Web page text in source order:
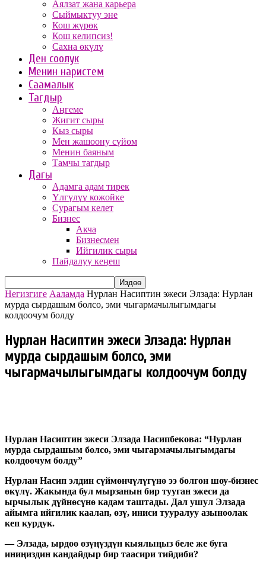
Аялзат жана карьера
Сыймыктуу эне
Кош жүрөк
Кош келипсиз!
Сахна өкүлү
Ден соолук
Менин наристем
Саамалык
Тагдыр
Аңгеме
Жигит сыры
Кыз сыры
Мен жашоону сүйөм
Менин баяным
Тамчы тагдыр
Дагы
Адамга адам тирек
Үлгүлүү кожойке
Сурагым келет
Бизнес
Акча
Бизнесмен
Ийгилик сыры
Пайдалуу кеңеш
Негизгиге Ааламда Нурлан Насиптин эжеси Элзада: Нурлан
мурда сырдашым болсо, эми чыгармачылыгымдагы
колдоочум болду
Нурлан Насиптин эжеси Элзада: Нурлан
мурда сырдашым болсо, эми
чыгармачылыгымдагы колдоочум болду
Нурлан Насиптин эжеси Элзада Насипбекова: “Нурлан
мурда сырдашым болсо, эми чыгармачылыгымдагы
колдоочум болду”
Нурлан Насип элдин сүймөнчүлүгүнө ээ болгон шоу-бизнес
өкүлү. Жакында бул мырзанын бир тууган эжеси да
ырчылык дүйнөсүнө кадам таштады. Дал ушул Элзада
айымга ийгилик каалап, өзү, иниси тууралуу азыноолак
кеп курдук.
— Элзада, ырдоо өзүңүздүн кыялыңыз беле же буга
иниңиздин кандайдыр бир таасири тийдиби?